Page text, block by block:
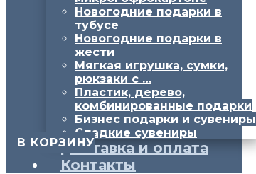
Новогодние подарки в
тубусе
Новогодние подарки в
жести
Мягкая игрушка, сумки,
рюкзаки с …
Пластик, дерево,
комбинированные подарки
Бизнес подарки и сувениры
Сладкие сувениры
Доставка и оплата
Контакты
​ В КОРЗИНУ